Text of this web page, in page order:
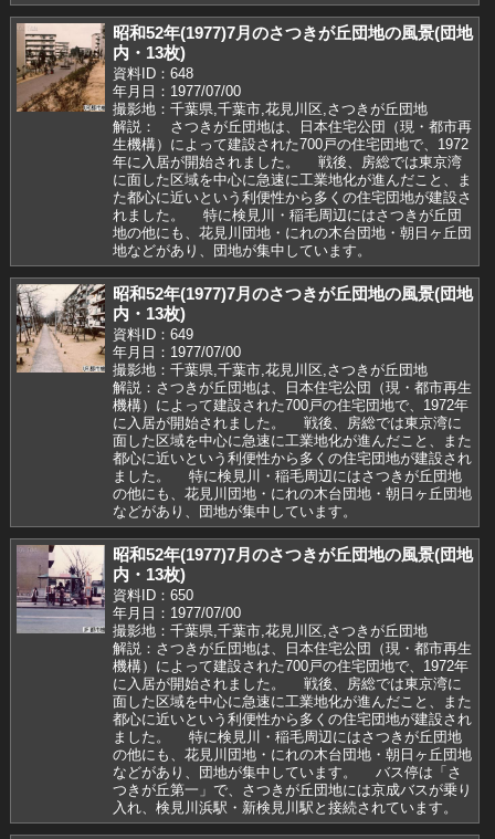
昭和52年(1977)7月のさつきが丘団地の風景(団地
内・13枚)
資料ID：648
年月日：1977/07/00
撮影地：千葉県,千葉市,花見川区,さつきが丘団地
解説： さつきが丘団地は、日本住宅公団（現・都市再
生機構）によって建設された700戸の住宅団地で、1972
年に入居が開始されました。 戦後、房総では東京湾
に面した区域を中心に急速に工業地化が進んだこと、ま
た都心に近いという利便性から多くの住宅団地が建設さ
れました。 特に検見川・稲毛周辺にはさつきが丘団
地の他にも、花見川団地・にれの木台団地・朝日ヶ丘団
地などがあり、団地が集中しています。
昭和52年(1977)7月のさつきが丘団地の風景(団地
内・13枚)
資料ID：649
年月日：1977/07/00
撮影地：千葉県,千葉市,花見川区,さつきが丘団地
解説：さつきが丘団地は、日本住宅公団（現・都市再生
機構）によって建設された700戸の住宅団地で、1972年
に入居が開始されました。 戦後、房総では東京湾に
面した区域を中心に急速に工業地化が進んだこと、また
都心に近いという利便性から多くの住宅団地が建設され
ました。 特に検見川・稲毛周辺にはさつきが丘団地
の他にも、花見川団地・にれの木台団地・朝日ヶ丘団地
などがあり、団地が集中しています。
昭和52年(1977)7月のさつきが丘団地の風景(団地
内・13枚)
資料ID：650
年月日：1977/07/00
撮影地：千葉県,千葉市,花見川区,さつきが丘団地
解説：さつきが丘団地は、日本住宅公団（現・都市再生
機構）によって建設された700戸の住宅団地で、1972年
に入居が開始されました。 戦後、房総では東京湾に
面した区域を中心に急速に工業地化が進んだこと、また
都心に近いという利便性から多くの住宅団地が建設され
ました。 特に検見川・稲毛周辺にはさつきが丘団地
の他にも、花見川団地・にれの木台団地・朝日ヶ丘団地
などがあり、団地が集中しています。 バス停は「さ
つきが丘第一」で、さつきが丘団地には京成バスが乗り
入れ、検見川浜駅・新検見川駅と接続されています。